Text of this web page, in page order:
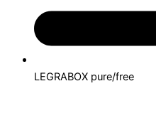
LEGRABOX pure/free